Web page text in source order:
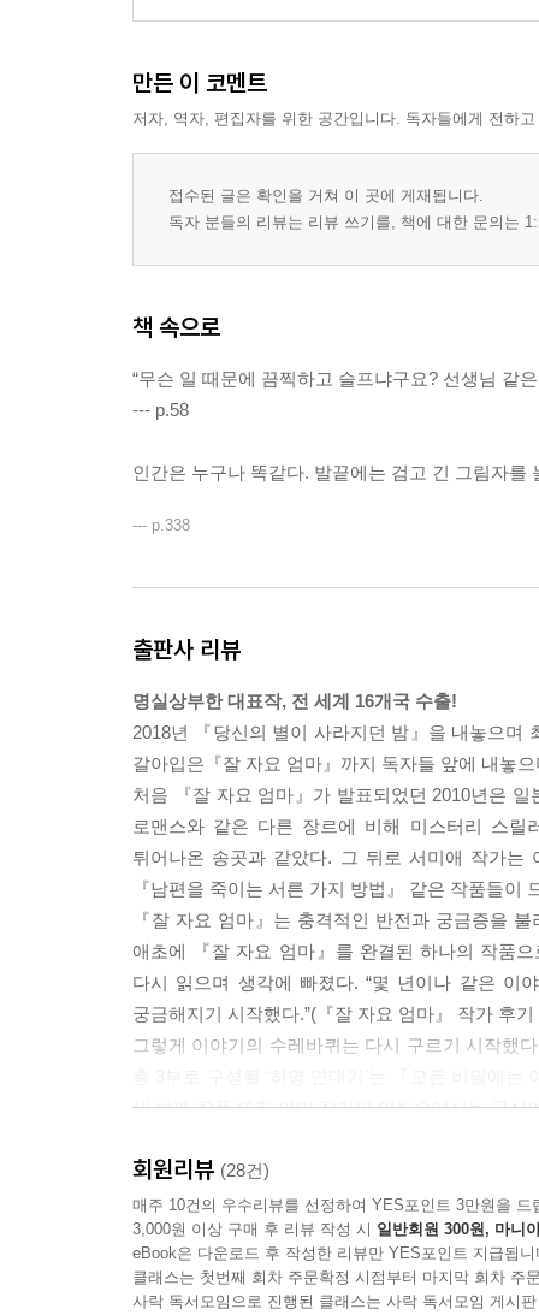
만든 이 코멘트
저자, 역자, 편집자를 위한 공간입니다. 독자들에게 전하
접수된 글은 확인을 거쳐 이 곳에 게재됩니다.
독자 분들의 리뷰는 리뷰 쓰기를, 책에 대한 문의는
책 속으로
“무슨 일 때문에 끔찍하고 슬프냐구요? 선생님 같
--- p.58
인간은 누구나 똑같다. 발끝에는 검고 긴 그림자를
--- p.338
출판사 리뷰
명실상부한 대표작, 전 세계 16개국 수출!
2018년 『당신의 별이 사라지던 밤』을 내놓으며
갈아입은『잘 자요 엄마』까지 독자들 앞에 내놓
처음 『잘 자요 엄마』가 발표되었던 2010년은
로맨스와 같은 다른 장르에 비해 미스터리 스
튀어나온 송곳과 같았다. 그 뒤로 서미애 작가
『남편을 죽이는 서른 가지 방법』 같은 작품들이
『잘 자요 엄마』는 충격적인 반전과 궁금증을
애초에 『잘 자요 엄마』를 완결된 하나의 작품
다시 읽으며 생각에 빠졌다. “몇 년이나 같은 이
궁금해지기 시작했다.”(『잘 자요 엄마』 작가 후
그렇게 이야기의 수레바퀴는 다시 구르기 시작했
세 번째 작품 또한 이미 작가의 머릿속에서는 구
체코, 네덜란드 등 전 세계적으로 16개국에 수출
작품들은 한국을 대표하는 스릴러로 자리매김하고
수많은 범죄자의 마음을 분석했지만, 가장 들여다
서미애의 신간이 나왔다. 그 이름만으로 충분하다.
회원리뷰 (28건)
매주 10건의 우수리뷰를 선정하여 YES포인트 3만원을 드
3,000원 이상 구매 후 리뷰 작성 시 일반회원 300원, 마니
eBook은 다운로드 후 작성한 리뷰만 YES포인트 지급됩니
클래스는 첫번째 회차 주문확정 시점부터 마지막 회차 주
사락 독서모임으로 진행된 클래스는 사락 독서모임 게시